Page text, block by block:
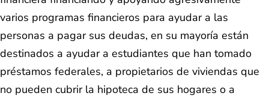
varios programas financieros para ayudar a las
personas a pagar sus deudas, en su mayoría están
destinados a ayudar a estudiantes que han tomado
préstamos federales, a propietarios de viviendas que
no pueden cubrir la hipoteca de sus hogares o a